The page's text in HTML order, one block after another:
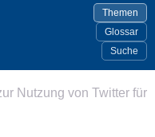
Themen
Glossar
Suche
Nutzung von Twitter für